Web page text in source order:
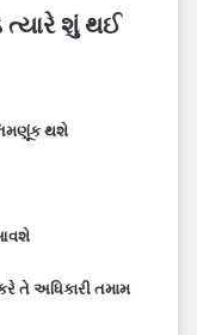
ત્યારે શું થઈ
થશે
તે અધિકારી તમામ